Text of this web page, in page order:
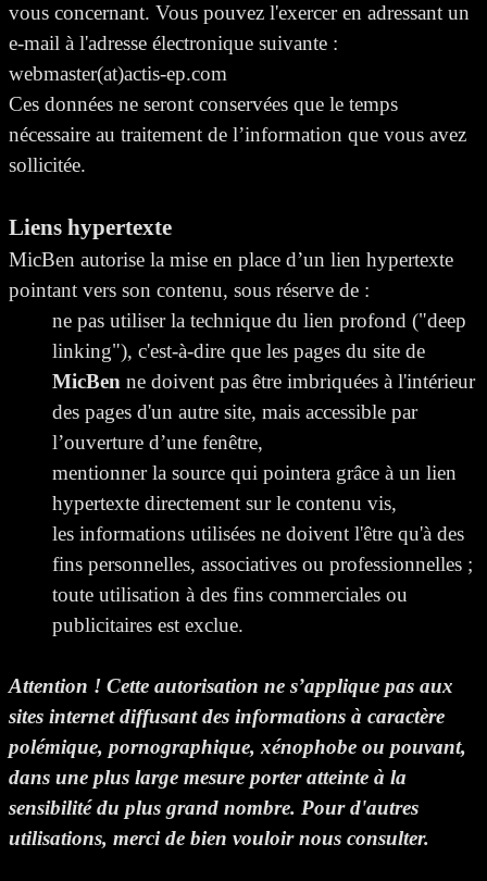
vous concernant. Vous pouvez l'exercer en adressant un
e-mail à l'adresse électronique suivante :
webmaster(at)actis-ep.com
Ces données ne seront conservées que le temps
nécessaire au traitement de l’information que vous avez
sollicitée.
Liens hypertexte
MicBen autorise la mise en place d’un lien hypertexte
pointant vers son contenu, sous réserve de :
ne pas utiliser la technique du lien profond ("deep
linking"), c'est-à-dire que les pages du site de
MicBen ne doivent pas être imbriquées à l'intérieur
des pages d'un autre site, mais accessible par
l’ouverture d’une fenêtre,
mentionner la source qui pointera grâce à un lien
hypertexte directement sur le contenu vis,
les informations utilisées ne doivent l'être qu'à des
fins personnelles, associatives ou professionnelles ;
toute utilisation à des fins commerciales ou
publicitaires est exclue.
Attention ! Cette autorisation ne s’applique pas aux
sites internet diffusant des informations à caractère
polémique, pornographique, xénophobe ou pouvant,
dans une plus large mesure porter atteinte à la
sensibilité du plus grand nombre. Pour d'autres
utilisations, merci de bien vouloir nous consulter.